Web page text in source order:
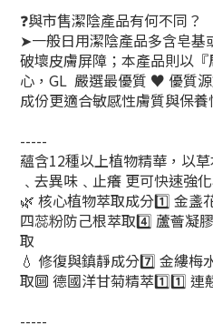
❓與市售潔陰產品有何不同？
➤一般日用潔陰產品多含皂基
破壞皮膚屏障；本產品則以
心，GL 嚴選最優質 ♥️ 優質
成份更適合敏感性膚質與保養
-----
蘊含12種以上植物精華，以
﹑去異味﹑止癢 更可快速強
🌿 核心植物萃取成分1️⃣ 金盞
四蕊粉防己根萃取4️⃣ 蘆薈凝
取
💧 修復與鎮靜成分7️⃣ 金縷梅
取🔟 德國洋甘菊精萃1️⃣1️⃣ 連